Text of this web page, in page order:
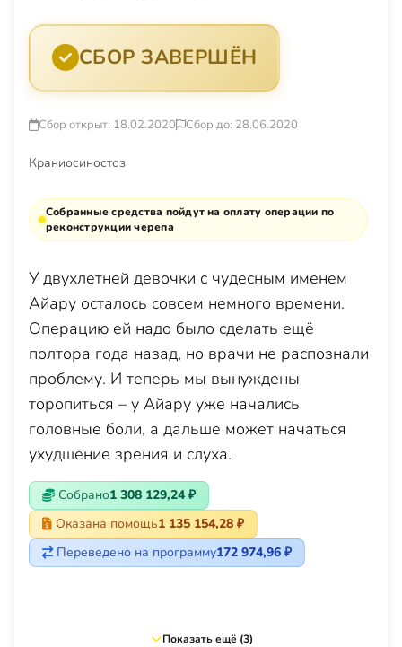
СБОР ЗАВЕРШЁН
Сбор открыт: 18.02.2020 Сбор до: 28.06.2020
Краниосиностоз
Собранные средства пойдут на оплату операции по
реконструкции черепа
У двухлетней девочки с чудесным именем
Айару осталось совсем немного времени.
Операцию ей надо было сделать ещё
полтора года назад, но врачи не распознали
проблему. И теперь мы вынуждены
торопиться – у Айару уже начались
головные боли, а дальше может начаться
ухудшение зрения и слуха.
Собрано1 308 129,24 ₽
Оказана помощь1 135 154,28 ₽
Переведено на программу172 974,96 ₽
Показать ещё (3)